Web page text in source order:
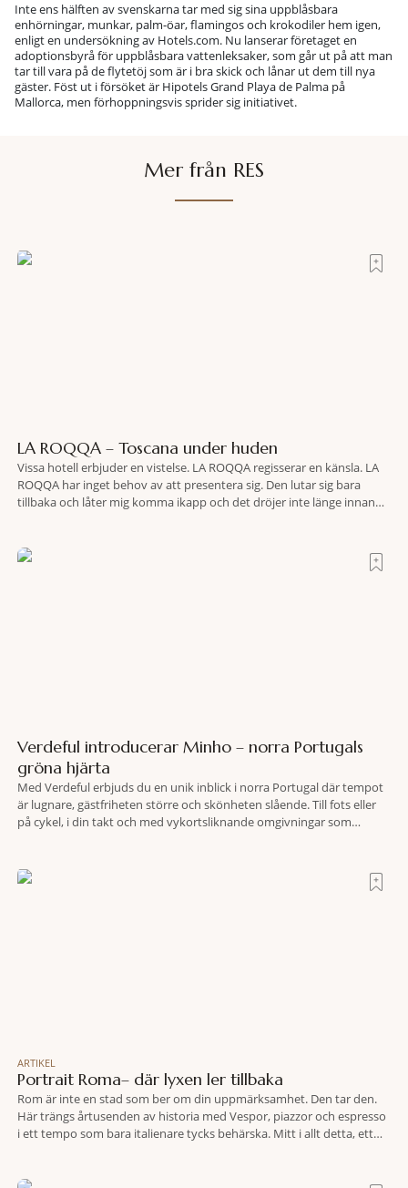
Inte ens hälften av svenskarna tar med sig sina uppblåsbara
enhörningar, munkar, palm-öar, flamingos och krokodiler hem igen,
enligt en undersökning av Hotels.com. Nu lanserar företaget en
adoptionsbyrå för uppblåsbara vattenleksaker, som går ut på att man
tar till vara på de flytetöj som är i bra skick och lånar ut dem till nya
gäster. Föst ut i försöket är Hipotels Grand Playa de Palma på
Mallorca, men förhoppningsvis sprider sig initiativet.
Mer från RES
LA ROQQA – Toscana under huden
Vissa hotell erbjuder en vistelse. LA ROQQA regisserar en känsla. LA
ROQQA har inget behov av att presentera sig. Den lutar sig bara
tillbaka och låter mig komma ikapp och det dröjer inte länge innan
Verdeful introducerar Minho – norra Portugals
gröna hjärta
Med Verdeful erbjuds du en unik inblick i norra Portugal där tempot
är lugnare, gästfriheten större och skönheten slående. Till fots eller
på cykel, i din takt och med vykortsliknande omgivningar som
travel när det
ARTIKEL
Portrait Roma– där lyxen ler tillbaka
Rom är inte en stad som ber om din uppmärksamhet. Den tar den.
Här trängs årtusenden av historia med Vespor, piazzor och espresso
i ett tempo som bara italienare tycks behärska. Mitt i allt detta, ett